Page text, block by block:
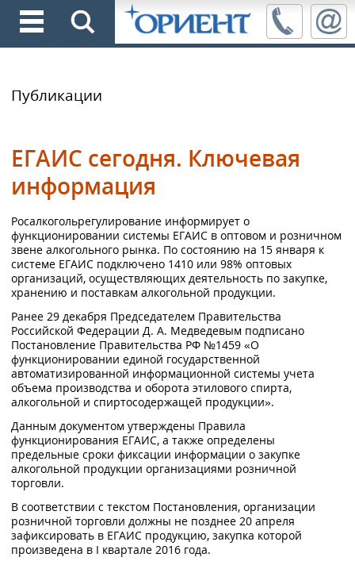
Публикации
ЕГАИС сегодня. Ключевая
информация
Росалкогольрегулирование информирует о
функционировании системы ЕГАИС в оптовом и розничном
звене алкогольного рынка. По состоянию на 15 января к
системе ЕГАИС подключено 1410 или 98% оптовых
организаций, осуществляющих деятельность по закупке,
хранению и поставкам алкогольной продукции.
Ранее 29 декабря Председателем Правительства
Российской Федерации Д. А. Медведевым подписано
Постановление Правительства РФ №1459 «О
функционировании единой государственной
автоматизированной информационной системы учета
объема производства и оборота этилового спирта,
алкогольной и спиртосодержащей продукции».
Данным документом утверждены Правила
функционирования ЕГАИС, а также определены
предельные сроки фиксации информации о закупке
алкогольной продукции организациями розничной
торговли.
В соответствии с текстом Постановления, организации
розничной торговли должны не позднее 20 апреля
зафиксировать в ЕГАИС продукцию, закупка которой
произведена в I квартале 2016 года.